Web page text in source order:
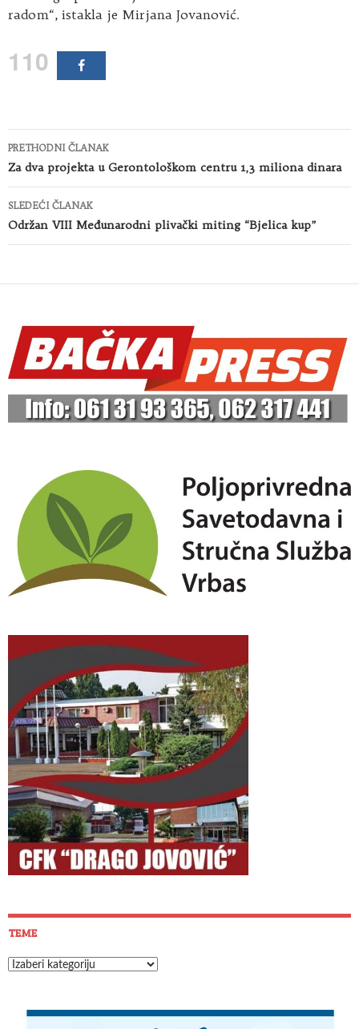
radom“, istakla je Mirjana Jovanović.
110
Kretanje
članaka
PRETHODNI ČLANAK
Za dva projekta u Gerontološkom centru 1,3 miliona dinara
SLEDEĆI ČLANAK
Održan VIII Međunarodni plivački miting “Bjelica kup”
TEME
Teme